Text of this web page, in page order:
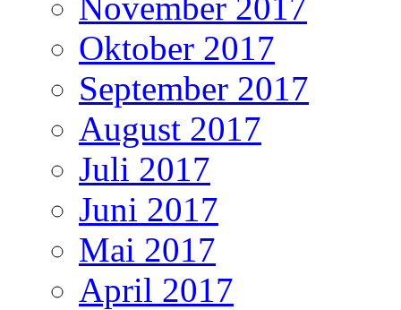
November 2017
Oktober 2017
September 2017
August 2017
Juli 2017
Juni 2017
Mai 2017
April 2017